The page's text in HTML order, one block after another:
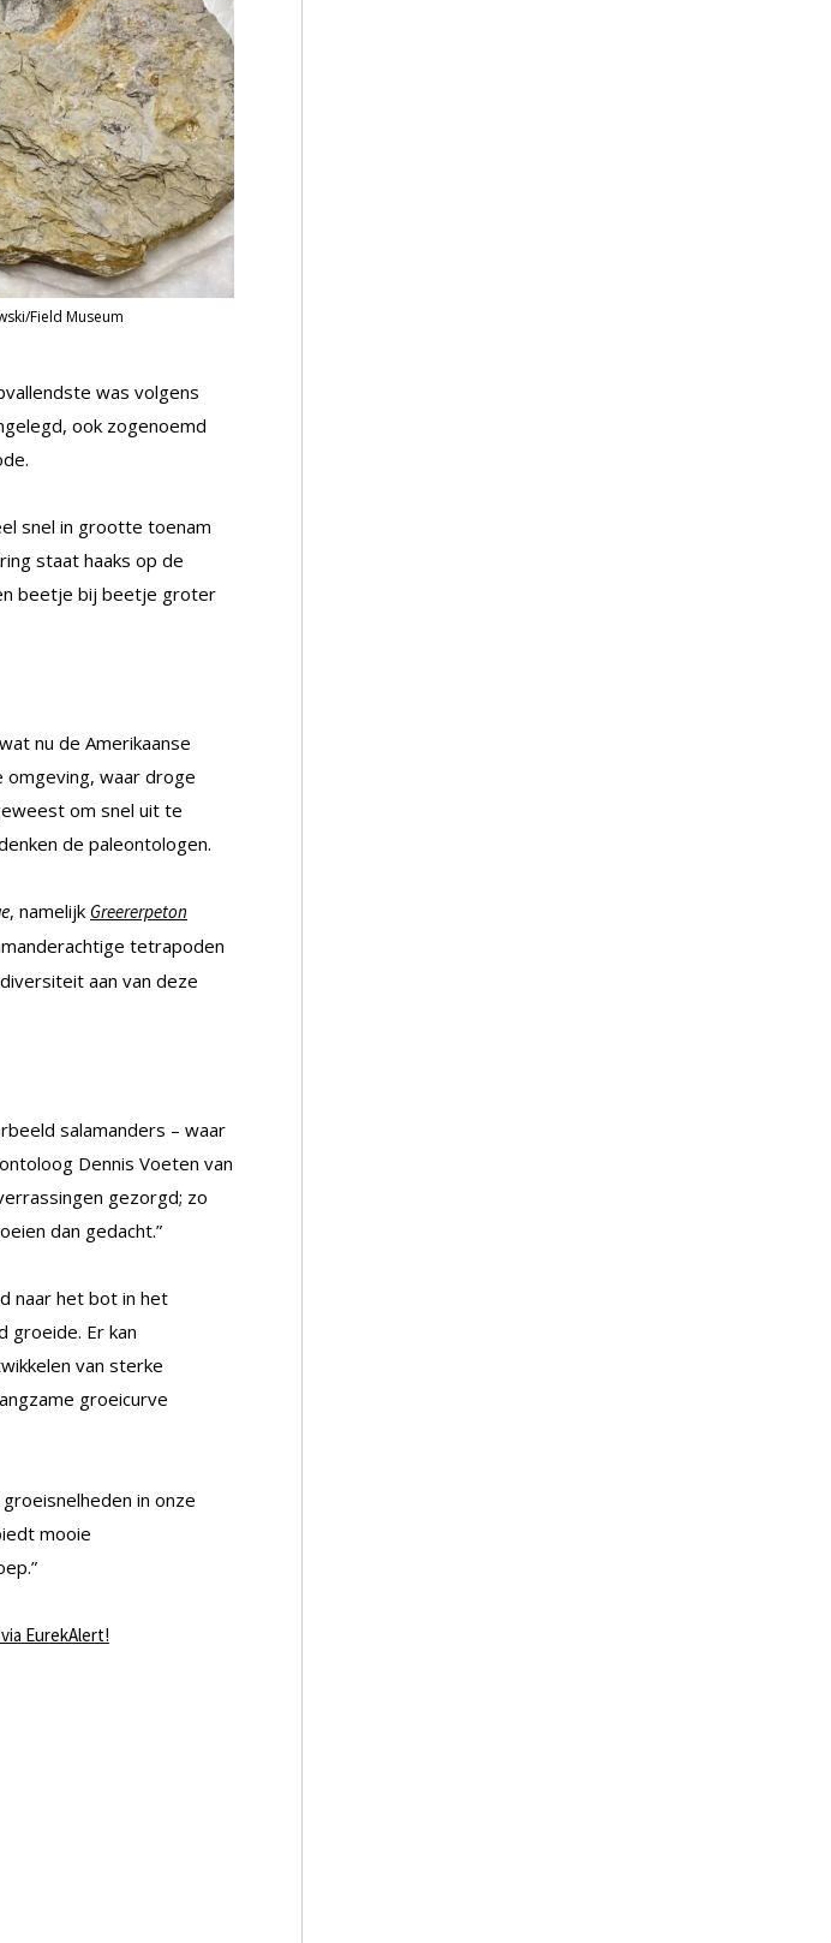
Field Museum
was volgens
ook zogenoemd
snel in grootte toenam
staat haaks op de
beetje bij beetje groter
nu de Amerikaanse
omgeving, waar droge
om snel uit te
de paleontologen.
, namelijk Greererpeton
tetrapoden
aan van deze
salamanders – waar
Dennis Voeten van
gezorgd; zo
dan gedacht.”
naar het bot in het
groeide. Er kan
van sterke
groeicurve
in onze
mooie
EurekAlert!